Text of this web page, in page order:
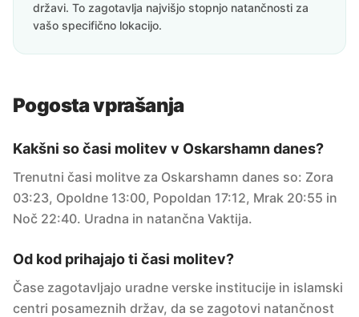
državi. To zagotavlja najvišjo stopnjo natančnosti za
vašo specifično lokacijo.
Pogosta vprašanja
Kakšni so časi molitev v Oskarshamn danes?
Trenutni časi molitve za Oskarshamn danes so: Zora
03:23, Opoldne 13:00, Popoldan 17:12, Mrak 20:55 in
Noč 22:40. Uradna in natančna Vaktija.
Od kod prihajajo ti časi molitev?
Čase zagotavljajo uradne verske institucije in islamski
centri posameznih držav, da se zagotovi natančnost